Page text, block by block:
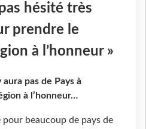
hésité très
prendre le
à l’honneur »
pas de Pays à
à l’honneur…
pour beaucoup de pays de